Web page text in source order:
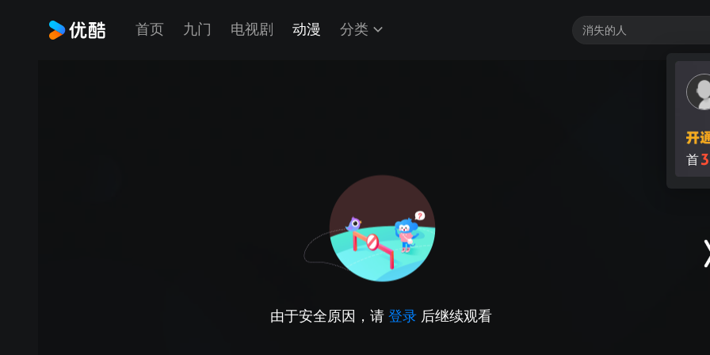
首页 九门 电视剧 动漫 分类
首3
由于安全原因，请 登录 后继续观看